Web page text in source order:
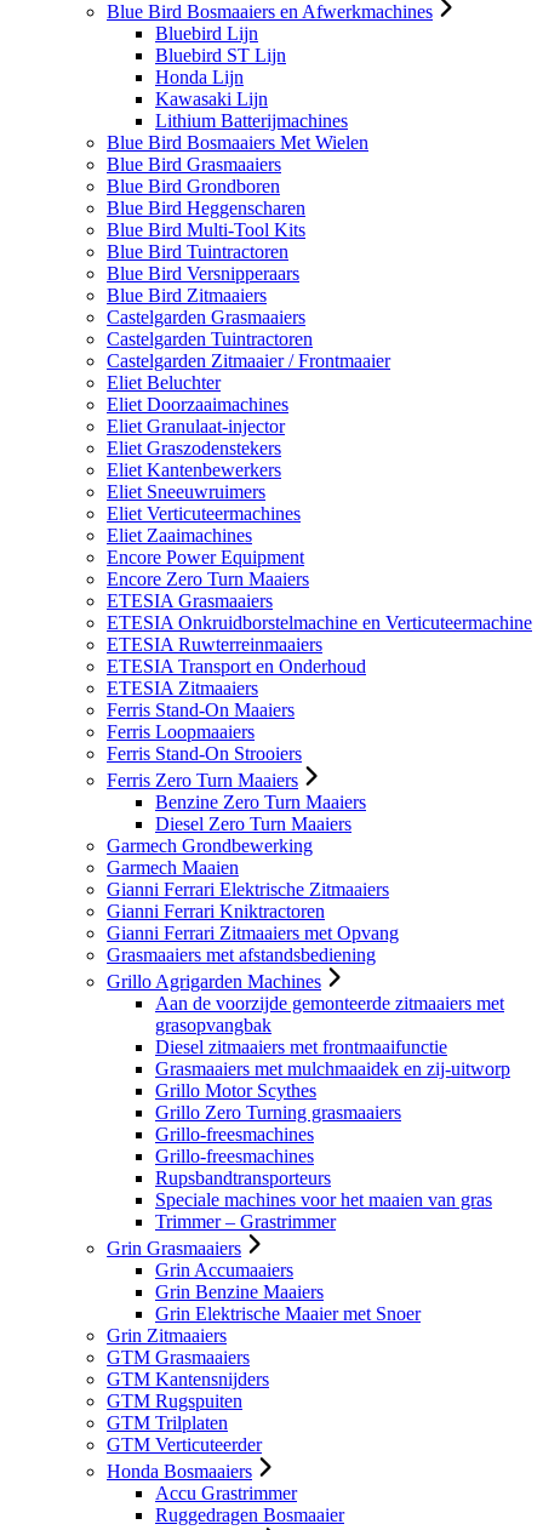
Blue Bird Bosmaaiers en Afwerkmachines
Bluebird Lijn
Bluebird ST Lijn
Honda Lijn
Kawasaki Lijn
Lithium Batterijmachines
Blue Bird Bosmaaiers Met Wielen
Blue Bird Grasmaaiers
Blue Bird Grondboren
Blue Bird Heggenscharen
Blue Bird Multi-Tool Kits
Blue Bird Tuintractoren
Blue Bird Versnipperaars
Blue Bird Zitmaaiers
Castelgarden Grasmaaiers
Castelgarden Tuintractoren
Castelgarden Zitmaaier / Frontmaaier
Eliet Beluchter
Eliet Doorzaaimachines
Eliet Granulaat-injector
Eliet Graszodenstekers
Eliet Kantenbewerkers
Eliet Sneeuwruimers
Eliet Verticuteermachines
Eliet Zaaimachines
Encore Power Equipment
Encore Zero Turn Maaiers
ETESIA Grasmaaiers
ETESIA Onkruidborstelmachine en Verticuteermachine
ETESIA Ruwterreinmaaiers
ETESIA Transport en Onderhoud
ETESIA Zitmaaiers
Ferris Stand-On Maaiers
Ferris Loopmaaiers
Ferris Stand-On Strooiers
Ferris Zero Turn Maaiers
Benzine Zero Turn Maaiers
Diesel Zero Turn Maaiers
Garmech Grondbewerking
Garmech Maaien
Gianni Ferrari Elektrische Zitmaaiers
Gianni Ferrari Kniktractoren
Gianni Ferrari Zitmaaiers met Opvang
Grasmaaiers met afstandsbediening
Grillo Agrigarden Machines
Aan de voorzijde gemonteerde zitmaaiers met
grasopvangbak
Diesel zitmaaiers met frontmaaifunctie
Grasmaaiers met mulchmaaidek en zij-uitworp
Grillo Motor Scythes
Grillo Zero Turning grasmaaiers
Grillo-freesmachines
Grillo-freesmachines
Rupsbandtransporteurs
Speciale machines voor het maaien van gras
Trimmer – Grastrimmer
Grin Grasmaaiers
Grin Accumaaiers
Grin Benzine Maaiers
Grin Elektrische Maaier met Snoer
Grin Zitmaaiers
GTM Grasmaaiers
GTM Kantensnijders
GTM Rugspuiten
GTM Trilplaten
GTM Verticuteerder
Honda Bosmaaiers
Accu Grastrimmer
Ruggedragen Bosmaaier